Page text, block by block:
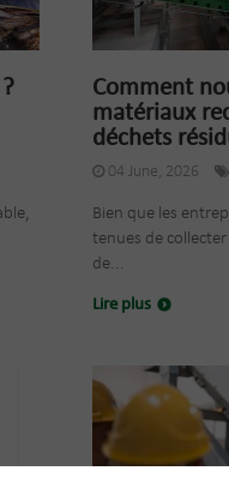
Comment
matériaux
déchets
04 June, 2026
Bien que les
tenues de
de...
Lire plus